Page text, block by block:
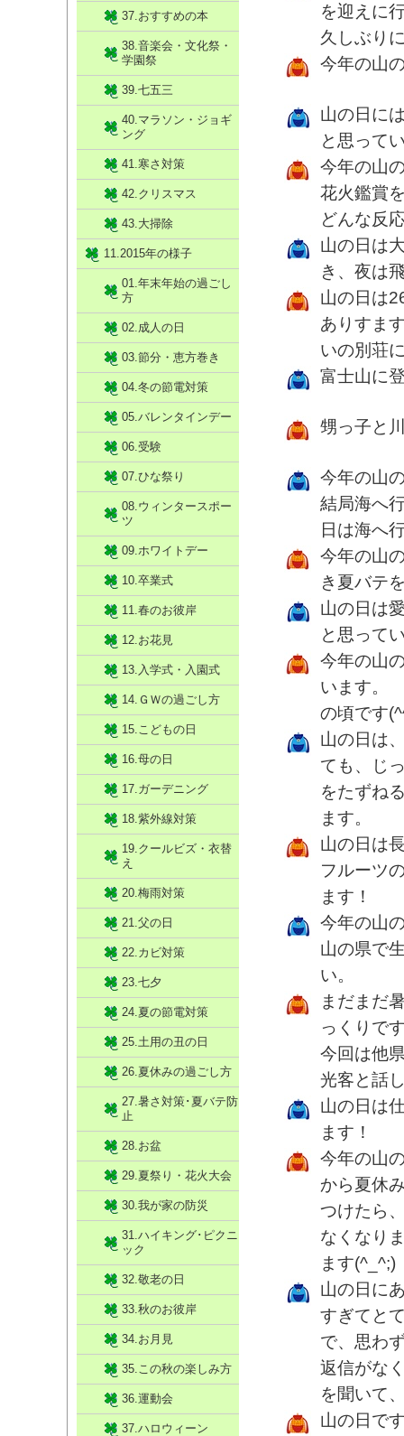
を迎えに
久しぶり
今年の山
山の日に
と思って
今年の山
花火鑑賞
どんな反
山の日は
き、夜は
山の日は
ありすま
いの別荘
富士山に
甥っ子と
今年の山
結局海へ
日は海へ
今年の山
き夏バテ
山の日は
と思って
今年の山
います。
の頃です
山の日は
ても、じ
をたずね
ます。
山の日は
フルーツ
ます！
今年の山
山の県で
い。
まだまだ
っくりで
今回は他
光客と話
山の日は
ます！
今年の山
から夏休
つけたら
なくなり
ます(^_^;)
山の日に
すぎてと
で、思わ
返信がな
を聞いて
山の日で
37.おすすめの本
38.音楽会・文化祭・
学園祭
39.七五三
40.マラソン・ジョギ
ング
41.寒さ対策
42.クリスマス
43.大掃除
11.2015年の様子
01.年末年始の過ごし
方
02.成人の日
03.節分・恵方巻き
04.冬の節電対策
05.バレンタインデー
06.受験
07.ひな祭り
08.ウィンタースポー
ツ
09.ホワイトデー
10.卒業式
11.春のお彼岸
12.お花見
13.入学式・入園式
14.ＧＷの過ごし方
15.こどもの日
16.母の日
17.ガーデニング
18.紫外線対策
19.クールビズ・衣替
え
20.梅雨対策
21.父の日
22.カビ対策
23.七夕
24.夏の節電対策
25.土用の丑の日
26.夏休みの過ごし方
27.暑さ対策･夏バテ防
止
28.お盆
29.夏祭り・花火大会
30.我が家の防災
31.ハイキング･ピクニ
ック
32.敬老の日
33.秋のお彼岸
34.お月見
35.この秋の楽しみ方
36.運動会
37.ハロウィーン